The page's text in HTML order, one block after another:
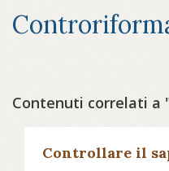
Contenuti correlati a
Controllare il